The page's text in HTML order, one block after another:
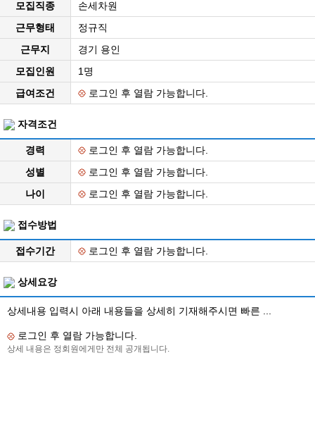
모집직종
손세차원
근무형태
정규직
근무지
경기 용인
모집인원
1명
급여조건
로그인 후 열람 가능합니다.
자격조건
경력
로그인 후 열람 가능합니다.
성별
로그인 후 열람 가능합니다.
나이
로그인 후 열람 가능합니다.
접수방법
접수기간 로그인 후 열람 가능합니다.
상세요강
상세내용 입력시 아래 내용들을 상세히 기재해주시면 빠른 ...
로그인 후 열람 가능합니다.
상세 내용은 정회원에게만 전체 공개됩니다.